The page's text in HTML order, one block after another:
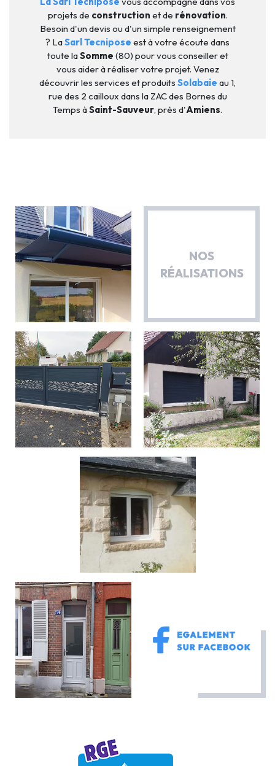
projets de construction et de rénovation.
Besoin d'un devis ou d'un simple renseignement
? LaSarl Tecnipose est à votre écoute dans
toute laSomme (80) pour vous conseiller et
vous aider à réaliser votre projet. Venez
découvrir les services et produits Solabaie au 1,
rue des 2 cailloux dans la ZAC des Bornes du
Temps àSaint-Sauveur, près d'Amiens.
NOS
RÉALISATIONS